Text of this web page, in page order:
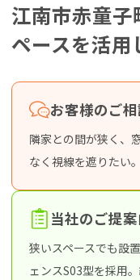
江南市赤童
ペースを活
お客様のご
隣家との間が狭く、
なく視線を遮りたい。
当社のご提
狭いスペースでも設
ェンスS03型を採用